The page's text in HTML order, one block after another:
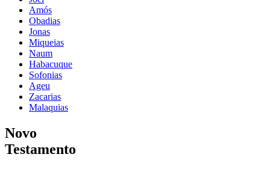
Amós
Obadias
Jonas
Miqueias
Naum
Habacuque
Sofonias
Ageu
Zacarias
Malaquias
Novo
Testamento